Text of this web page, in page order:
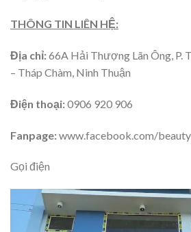
THÔNG TIN LIÊN HỆ:
Địa chỉ:66A Hải Thượng Lãn Ông, P.
– Tháp Chàm, Ninh Thuận
Điện thoại:0906 920 906
Fanpage:www.facebook.com/
Gọi điện